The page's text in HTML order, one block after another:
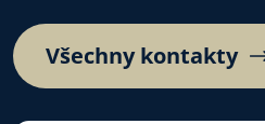
Všechny kontakty